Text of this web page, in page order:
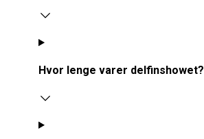
Hvor lenge varer delfinshowet?